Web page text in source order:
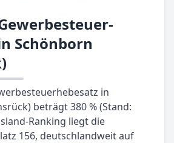
Schönborn
in
beträgt 380 % (Stand:
Ranking liegt die
156, deutschlandweit auf